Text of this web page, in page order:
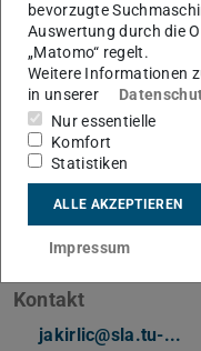
Arbeitsgebiet(e)
Modellierung und
Kontakt
jakirlic@sla.tu-...
bevorzugte
Auswertung durch die
„Matomo“ regelt.
Weitere Informationen
in unserer
Nur essentielle
Komfort
Statistiken
ALLE AKZEPTIEREN
Impressum